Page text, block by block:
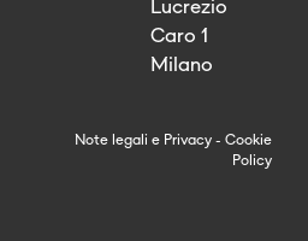
Lucrezio
Caro 1
Milano
Note legali e Privacy - Cookie
Policy